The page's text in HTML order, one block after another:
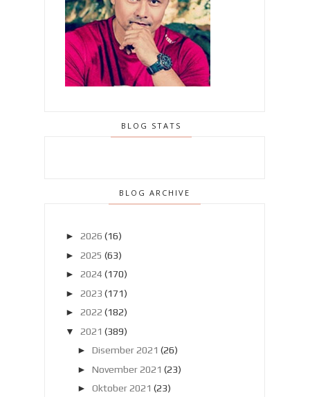
BLOG STATS
BLOG ARCHIVE
► 2026 (16)
► 2025 (63)
► 2024 (170)
► 2023 (171)
► 2022 (182)
▼
2021 (389)
► Disember 2021 (26)
► November 2021 (23)
► Oktober 2021 (23)